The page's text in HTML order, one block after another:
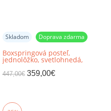
Skladom Doprava zdarma
Boxspringová posteľ,
jednolôžko, svetlohnedá,
90x200, pravá, DANY
447,00€ 359,00€